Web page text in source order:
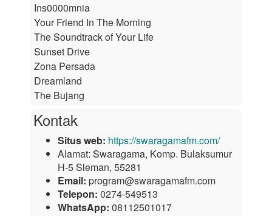
Ins0000mnia
Your Friend In The Morning
The Soundtrack of Your Life
Sunset Drive
Zona Persada
Dreamland
The Bujang
Kontak
Situs web: https://swaragamafm.com/
Alamat: Swaragama, Komp. Bulaksumur
H-5 Sleman, 55281
Email: program@swaragamafm.com
Telepon: 0274-549513
WhatsApp: 08112501017